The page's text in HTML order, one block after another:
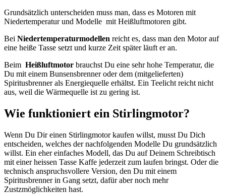
Grundsätzlich unterscheiden muss man, dass es Motoren mit
Niedertemperatur und Modelle mit Heißluftmotoren gibt.
Bei Niedertemperaturmodellen reicht es, dass man den Motor auf
eine heiße Tasse setzt und kurze Zeit später läuft er an.
Beim Heißluftmotor brauchst Du eine sehr hohe Temperatur, die
Du mit einem Bunsensbrenner oder dem (mitgelieferten)
Spiritusbrenner als Energiequelle erhältst. Ein Teelicht reicht nicht
aus, weil die Wärmequelle ist zu gering ist.
Wie funktioniert ein Stirlingmotor?
Wenn Du Dir einen Stirlingmotor kaufen willst, musst Du Dich
entscheiden, welches der nachfolgenden Modelle Du grundsätzlich
willst. Ein eher einfaches Modell, das Du auf Deinem Schreibtisch
mit einer heissen Tasse Kaffe jederzeit zum laufen bringst. Oder die
technisch anspruchsvollere Version, den Du mit einem
Spiritusbrenner in Gang setzt, dafür aber noch mehr
Zustzmöglichkeiten hast.